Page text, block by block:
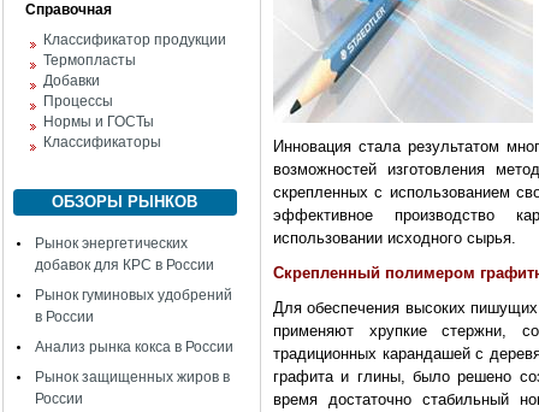
Справочная
Классификатор продукции
Термопласты
Добавки
Процессы
Нормы и ГОСТы
Классификаторы
ОБЗОРЫ РЫНКОВ
Рынок энергетических
добавок для КРС в России
Рынок гуминовых удобрений
в России
Анализ рынка кокса в России
Рынок защищенных жиров в
России
Инновация стала результатом
возможностей изготовления
скрепленных с использованием
эффективное производство
использовании исходного сырья.
Скрепленный полимером
Для обеспечения высоких
применяют хрупкие стержни,
традиционных карандашей с
графита и глины, было решено
время достаточно стабильный